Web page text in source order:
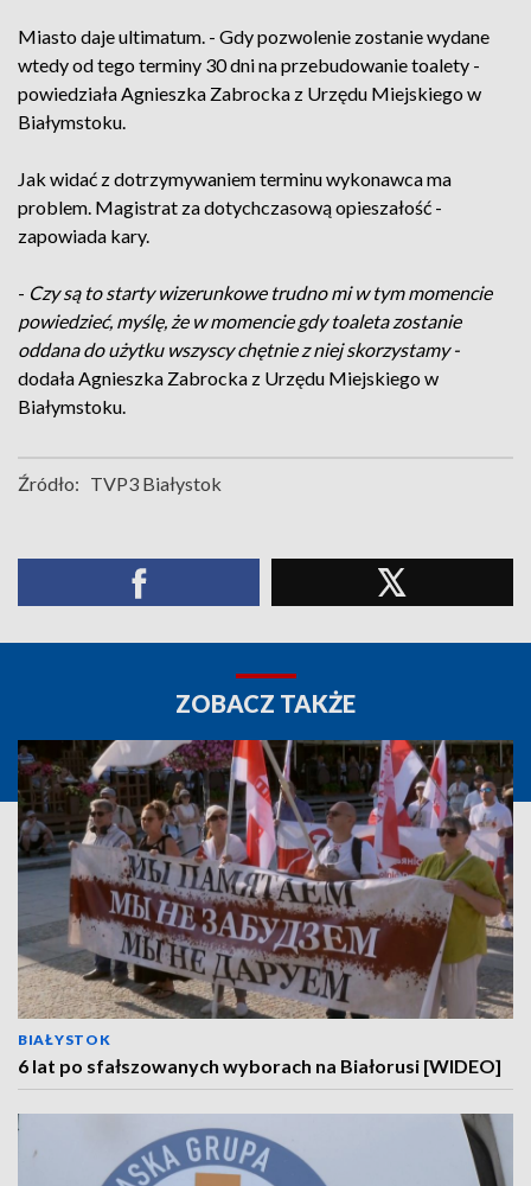
Miasto daje ultimatum. - Gdy pozwolenie zostanie wydane
wtedy od tego terminy 30 dni na przebudowanie toalety -
powiedziała Agnieszka Zabrocka z Urzędu Miejskiego w
Białymstoku.
Jak widać z dotrzymywaniem terminu wykonawca ma
problem. Magistrat za dotychczasową opieszałość -
zapowiada kary.
- Czy są to starty wizerunkowe trudno mi w tym momencie
powiedzieć, myślę, że w momencie gdy toaleta zostanie
oddana do użytku wszyscy chętnie z niej skorzystamy -
dodała Agnieszka Zabrocka z Urzędu Miejskiego w
Białymstoku.
Źródło: TVP3 Białystok
ZOBACZ TAKŻE
BIAŁYSTOK
6 lat po sfałszowanych wyborach na Białorusi [WIDEO]